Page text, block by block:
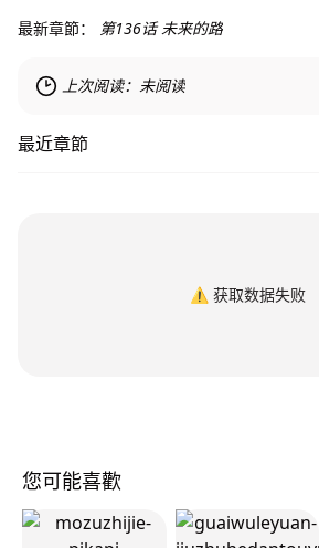
最新章節： 第136话 未来的路
上次阅读： 未阅读
最近章節
⚠️ 获取数据失败
您可能喜歡